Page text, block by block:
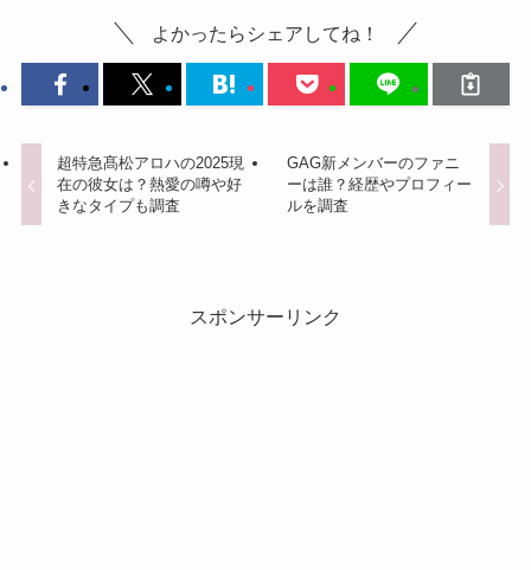
よかったらシェアしてね！
超特急髙松アロハの2025現
在の彼女は？熱愛の噂や好
きなタイプも調査
GAG新メンバーのファニ
ーは誰？経歴やプロフィー
ルを調査
スポンサーリンク